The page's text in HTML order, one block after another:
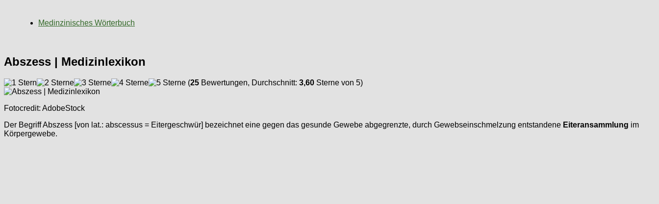
Medinzinisches Wörterbuch
Abszess | Medizinlexikon
(25 Bewertungen, Durchschnitt: 3,60 Sterne von 5)
Fotocredit: AdobeStock
Der Begriff Abszess [von lat.: abscessus = Eitergeschwür] bezeichnet eine gegen das gesunde Gewebe abgegrenzte, durch Gewebseinschmelzung entstandene Eiteransammlung im
Körpergewebe.